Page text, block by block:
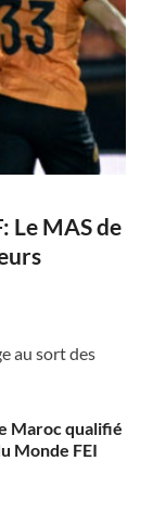
Le MAS de
au sort des
Maroc qualifié
Monde FEI